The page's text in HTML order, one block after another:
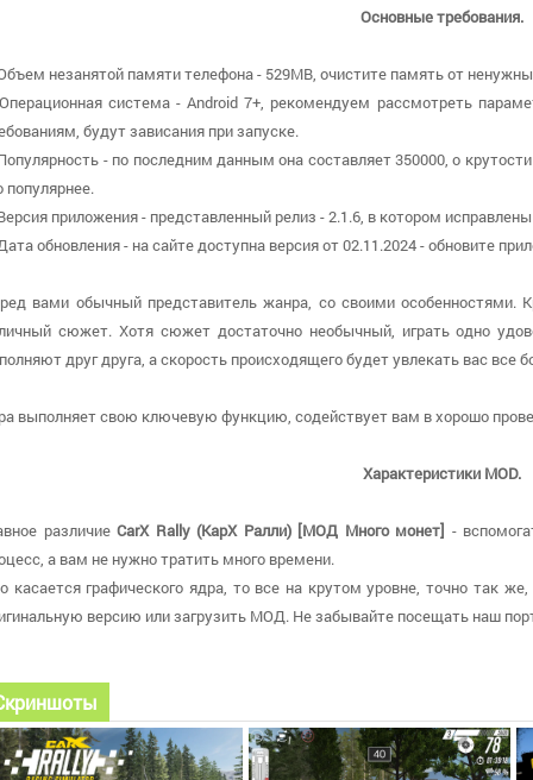
Основные требования.
незанятой памяти телефона - 529MB, очистите память от
система - Android 7+, рекомендуем рассмотреть
будут зависания при запуске.
- по последним данным она составляет 350000, о
популярнее.
приложения - представленный релиз - 2.1.6, в котором
обновления - на сайте доступна версия от 02.11.2024 - обновите
вами обычный представитель жанра, со своими особенностями.
сюжет. Хотя сюжет достаточно необычный, играть одно
друг друга, а скорость происходящего будет увлекать вас все
выполняет свою ключевую функцию, содействует вам в хорошо
Характеристики MOD.
различие CarX Rally (КарХ Ралли) [МОД Много монет] -
а вам не нужно тратить много времени.
касается графического ядра, то все на крутом уровне, точно так
версию или загрузить МОД. Не забывайте посещать наш